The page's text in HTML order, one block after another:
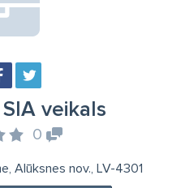
veikals
0
Alūksnes nov., LV-4301